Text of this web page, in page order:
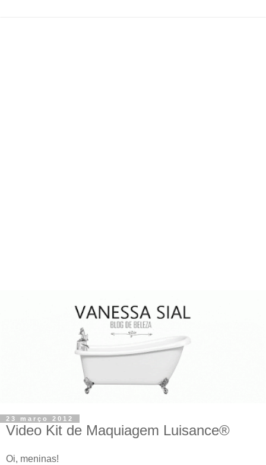
23 março 2012
Video Kit de Maquiagem Luisance®
Oi, meninas!